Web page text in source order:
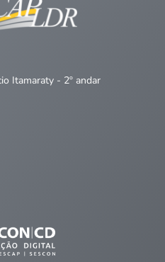
Itamaraty - 2º andar